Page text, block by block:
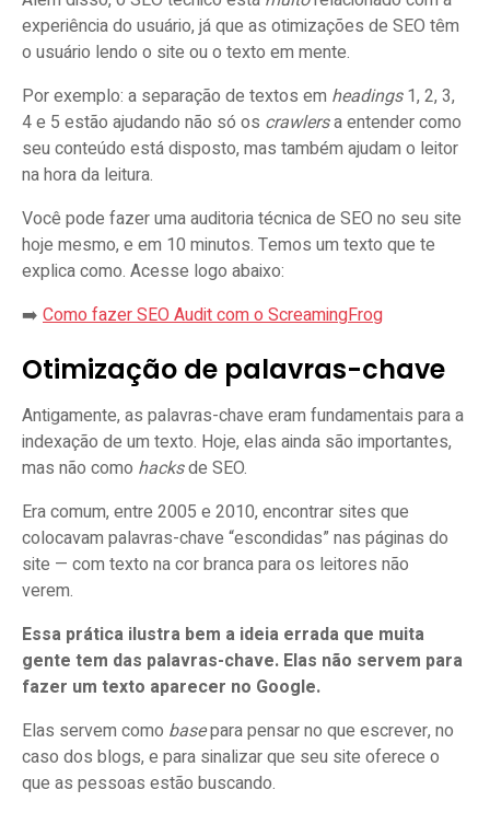
experiência do usuário, já que as otimizações de SEO têm
o usuário lendo o site ou o texto em mente.
Por exemplo: a separação de textos em headings1, 2, 3,
4 e 5 estão ajudando não só os crawlersa entender como
seu conteúdo está disposto, mas também ajudam o leitor
na hora da leitura.
Você pode fazer uma auditoria técnica de SEO no seu site
hoje mesmo, e em 10 minutos. Temos um texto que te
explica como. Acesse logo abaixo:
➡️ Como fazer SEO Audit com o ScreamingFrog
Otimização de palavras-chave
Antigamente, as palavras-chave eram fundamentais para a
indexação de um texto. Hoje, elas ainda são importantes,
mas não como hacksde SEO.
Era comum, entre 2005 e 2010, encontrar sites que
colocavam palavras-chave “escondidas” nas páginas do
site — com texto na cor branca para os leitores não
verem.
Essa prática ilustra bem a ideia errada que muita
gente tem das palavras-chave. Elas não servem para
fazer um texto aparecer no Google.
Elas servem como basepara pensar no que escrever, no
caso dos blogs, e para sinalizar que seu site oferece o
que as pessoas estão buscando.